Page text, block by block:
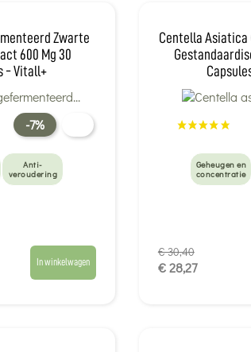
Zwarte
600 Mg 30
- Vitall+
-7%
Anti-
veroudering
In winkelwagen
Centella Asiatica
Geheugen en
concentratie
€ 30,40
€ 28,27